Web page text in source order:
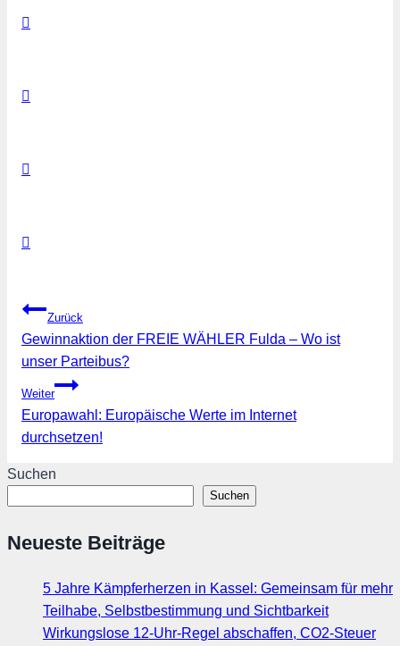
Beitragsnavigation
Zurück
Gewinnaktion der FREIE WÄHLER Fulda – Wo ist
unser Parteibus?
Weiter
Europawahl: Europäische Werte im Internet
durchsetzen!
Suchen
Suchen
Neueste Beiträge
5 Jahre Kämpferherzen in Kassel: Gemeinsam für mehr
Teilhabe, Selbstbestimmung und Sichtbarkeit
Wirkungslose 12-Uhr-Regel abschaffen, CO2-Steuer